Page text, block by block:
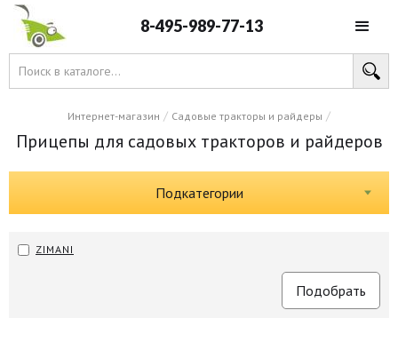
8-495-989-77-13
Интернет-магазин / Садовые тракторы и райдеры /
Прицепы для садовых тракторов и райдеров
Подкатегории
ZIMANI